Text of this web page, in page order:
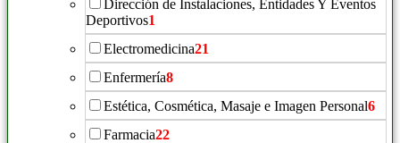
Dirección de Instalaciones, Entidades Y Eventos
Deportivos1
Electromedicina21
Enfermería8
Estética, Cosmética, Masaje e Imagen Personal6
Farmacia22